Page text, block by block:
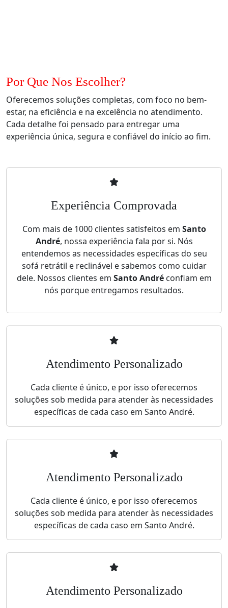
Por Que Nos Escolher?
Oferecemos soluções completas, com foco no bem-
estar, na eficiência e na excelência no atendimento.
Cada detalhe foi pensado para entregar uma
experiência única, segura e confiável do início ao fim.
Experiência Comprovada
Com mais de 1000 clientes satisfeitos em Santo
André, nossa experiência fala por si. Nós
entendemos as necessidades específicas do seu
sofá retrátil e reclinável e sabemos como cuidar
dele. Nossos clientes em Santo Andréconfiam em
nós porque entregamos resultados.
Atendimento Personalizado
Cada cliente é único, e por isso oferecemos
soluções sob medida para atender às necessidades
específicas de cada caso em Santo André.
Atendimento Personalizado
Cada cliente é único, e por isso oferecemos
soluções sob medida para atender às necessidades
específicas de cada caso em Santo André.
Atendimento Personalizado